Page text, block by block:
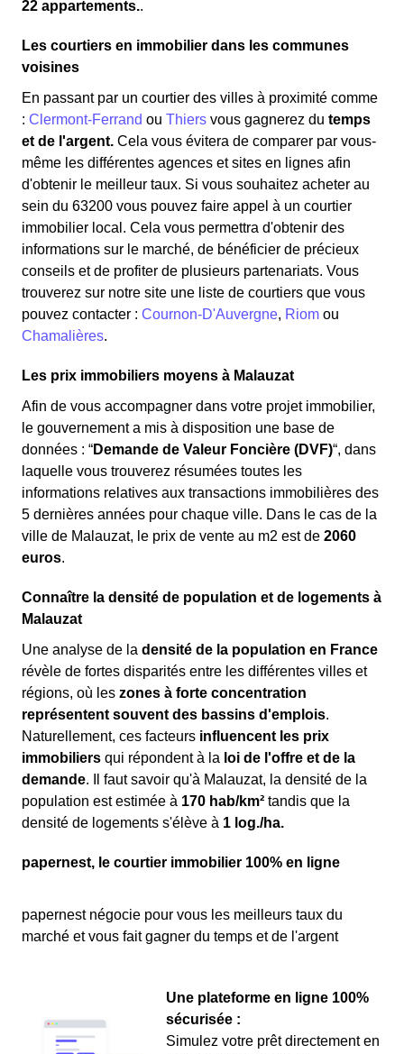
22 appartements..
Les courtiers en immobilier dans les communes
voisines
En passant par un courtier des villes à proximité comme
: Clermont-Ferrand ou Thiers vous gagnerez du temps
et de l'argent. Cela vous évitera de comparer par vous-
même les différentes agences et sites en lignes afin
d'obtenir le meilleur taux. Si vous souhaitez acheter au
sein du 63200 vous pouvez faire appel à un courtier
immobilier local. Cela vous permettra d'obtenir des
informations sur le marché, de bénéficier de précieux
conseils et de profiter de plusieurs partenariats. Vous
trouverez sur notre site une liste de courtiers que vous
pouvez contacter : Cournon-D'Auvergne, Riom ou
Chamalières.
Les prix immobiliers moyens à Malauzat
Afin de vous accompagner dans votre projet immobilier,
le gouvernement a mis à disposition une base de
données : “Demande de Valeur Foncière (DVF)“, dans
laquelle vous trouverez résumées toutes les
informations relatives aux transactions immobilières des
5 dernières années pour chaque ville. Dans le cas de la
ville de Malauzat, le prix de vente au m2 est de 2060
euros.
Connaître la densité de population et de logements à
Malauzat
Une analyse de la densité de la population en France
révèle de fortes disparités entre les différentes villes et
régions, où les zones à forte concentration
représentent souvent des bassins d'emplois.
Naturellement, ces facteurs influencent les prix
immobiliers qui répondent à la loi de l'offre et de la
demande. Il faut savoir qu'à Malauzat, la densité de la
population est estimée à 170 hab/km² tandis que la
densité de logements s'élève à 1 log./ha.
papernest, le courtier immobilier 100% en ligne
papernest négocie pour vous les meilleurs taux du
marché et vous fait gagner du temps et de l'argent
Une plateforme en ligne 100%
sécurisée :
Simulez votre prêt directement en